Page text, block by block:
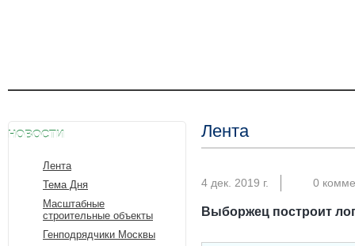
НОВОСТИ
Лента
Тема Дня
Масштабные
строительные объекты
Генподрядчики Москвы
Лента
4 дек. 2019 г. 0
Выборжец построит